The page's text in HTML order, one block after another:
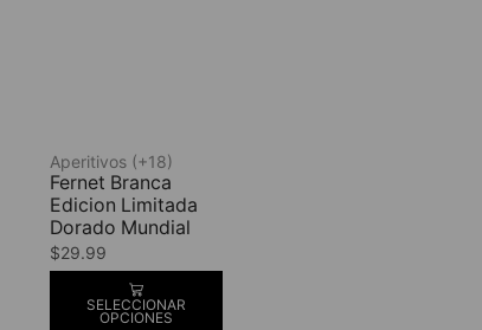
Aperitivos (+18)
Fernet Branca
Edicion Limitada
Dorado Mundial
$29.99
SELECCIONAR
OPCIONES